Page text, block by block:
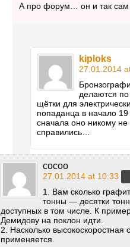
А про форум… он и так сам
kiploks
27.01.2014
делаются
щётки для
попаданца в начало
сначала оно никому не
справились…
cocoo
27.01.2014 at 10:33
1. Вам сколько
тонны — десятки
доступных в том числе. К
Демидову на поклон идти.
2. Насколько
применяется.